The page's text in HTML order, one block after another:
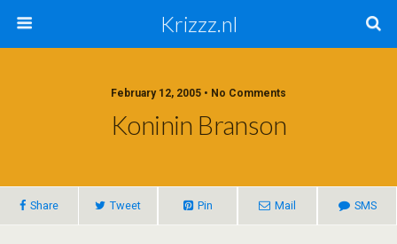
Krizzz.nl
February 12, 2005 • No Comments
Koninin Branson
Share Tweet Pin Mail SMS